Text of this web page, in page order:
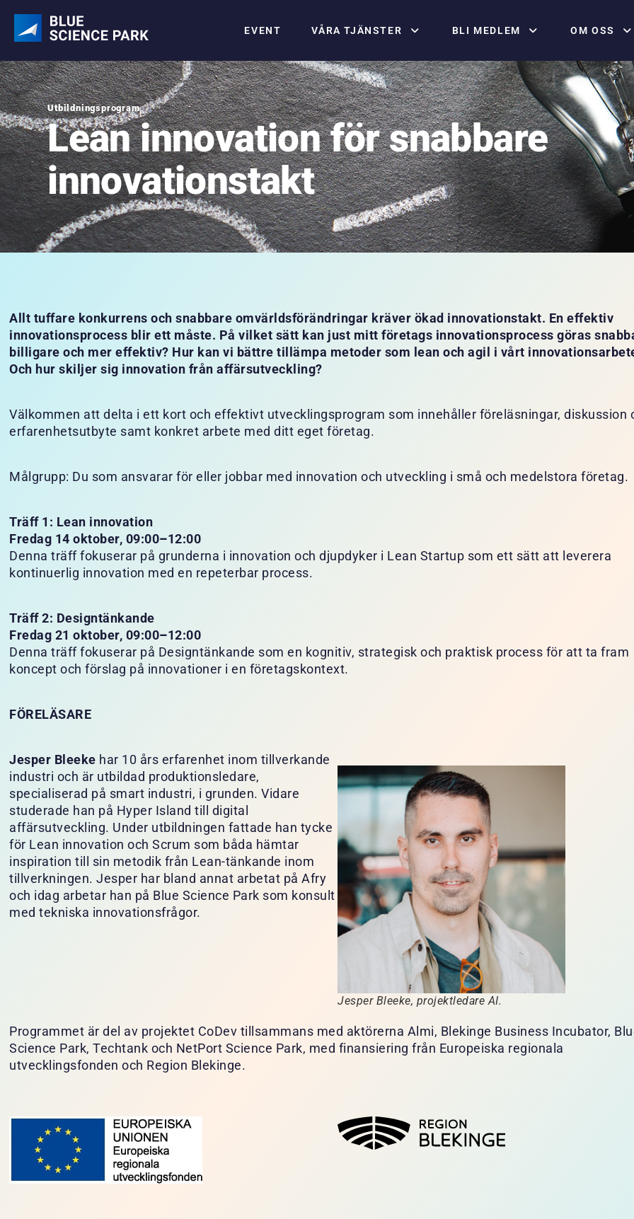
EVENT VÅRA TJÄNSTER BLI MEDLEM OM OSS
Utbildningsprogram
Lean innovation för snabbare
innovationstakt
Allt tuffare konkurrens och snabbare omvärldsförändringar kräver ökad innovationstakt. En effektiv
innovationsprocess blir ett måste. På vilket sätt kan just mitt företags innovationsprocess göras
billigare och mer effektiv? Hur kan vi bättre tillämpa metoder som lean och agil i vårt
Och hur skiljer sig innovation från affärsutveckling?
Välkommen att delta i ett kort och effektivt utvecklingsprogram som innehåller föreläsningar, diskussion
erfarenhetsutbyte samt konkret arbete med ditt eget företag.
Målgrupp: Du som ansvarar för eller jobbar med innovation och utveckling i små och medelstora företag.
Träff 1: Lean innovation
Fredag 14 oktober, 09:00–12:00
Denna träff fokuserar på grunderna i innovation och djupdyker i Lean Startup som ett sätt att leverera
kontinuerlig innovation med en repeterbar process.
Träff 2: Designtänkande
Fredag 21 oktober, 09:00–12:00
Denna träff fokuserar på Designtänkande som en kognitiv, strategisk och praktisk process för att ta fram
koncept och förslag på innovationer i en företagskontext.
FÖRELÄSARE
Jesper Bleeke har 10 års erfarenhet inom tillverkande
industri och är utbildad produktionsledare,
specialiserad på smart industri, i grunden. Vidare
studerade han på Hyper Island till digital
affärsutveckling. Under utbildningen fattade han tycke
för Lean innovation och Scrum som båda hämtar
inspiration till sin metodik från Lean-tänkande inom
tillverkningen. Jesper har bland annat arbetat på Afry
och idag arbetar han på Blue Science Park som konsult
med tekniska innovationsfrågor.
Jesper Bleeke, projektledare AI.
Programmet är del av projektet CoDev tillsammans med aktörerna Almi, Blekinge Business Incubator,
Science Park, Techtank och NetPort Science Park, med finansiering från Europeiska regionala
utvecklingsfonden och Region Blekinge.